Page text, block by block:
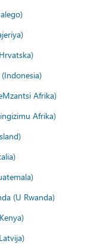
Afrika)
Afrika)
(U Rwanda)